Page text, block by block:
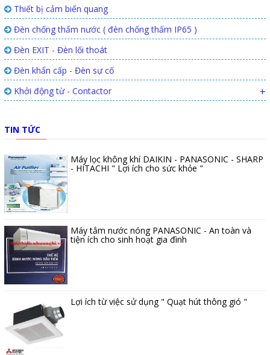
Thiết bị cảm biến quang
Đèn chống thấm nước ( đèn chống thấm IP65 )
Đèn EXIT - Đèn lối thoát
Đèn khẩn cấp - Đèn sự cố
Khởi động từ - Contactor
+
TIN TỨC
Máy lọc không khí DAIKIN - PANASONIC - SHARP
- HITACHI " Lợi ích cho sức khỏe "
Máy tắm nước nóng PANASONIC - An toàn và
tiện ích cho sinh hoạt gia đình
Lợi ích từ việc sử dụng " Quạt hút thông gió "